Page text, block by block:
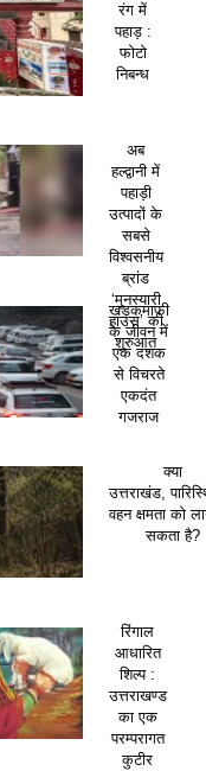
रंग में
पहाड़ :
फोटो
निबन्ध
अब
हल्द्वानी में
पहाड़ी
उत्पादों के
सबसे
विश्वसनीय
ब्रांड
‘मुनस्यारी
हाउस’ की
शुरुआत
खड़कमाफी
के जीवन में
एक दशक
से विचरते
एकदंत
गजराज
क्या
उत्तराखंड,
वहन क्षमता को
सकता है?
रिंगाल
आधारित
शिल्प :
उत्तराखण्ड
का एक
परम्परागत
कुटीर